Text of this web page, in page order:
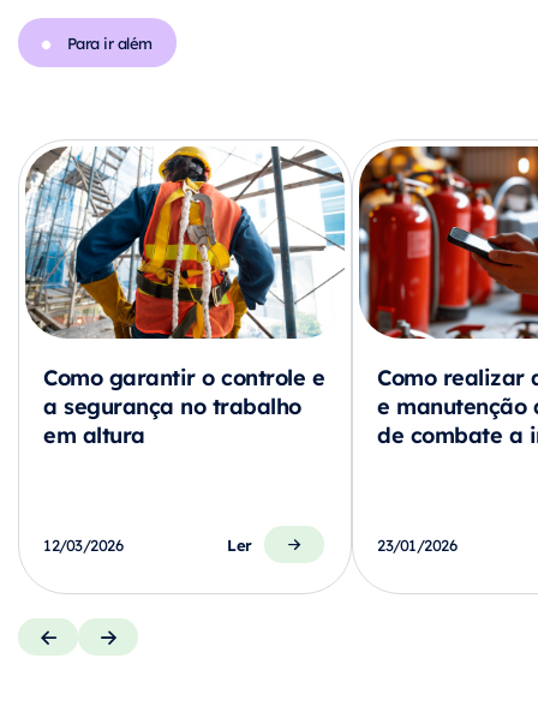
Para ir além
Como garantir o controle e
a segurança no trabalho
em altura
12/03/2026 Ler
Como realizar
e manutenção
de combate a
23/01/2026